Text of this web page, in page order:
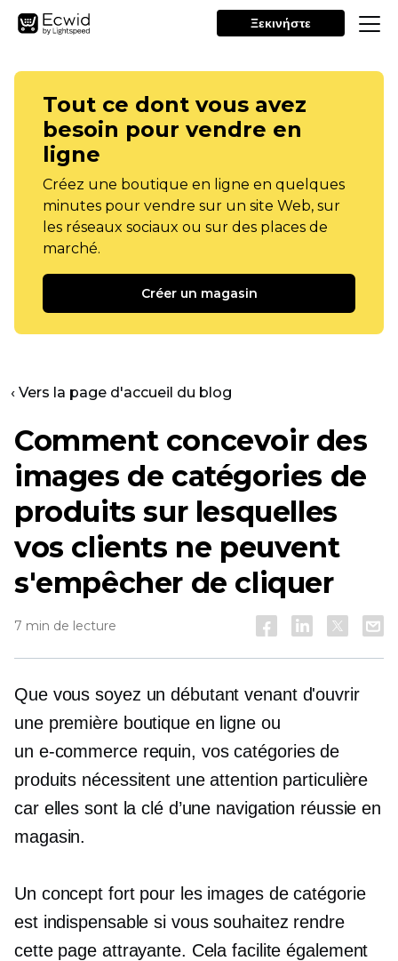
Ξεκινήστε
Tout ce dont vous avez
besoin pour vendre en
ligne
Créez une boutique en ligne en quelques
minutes pour vendre sur un site Web, sur
les réseaux sociaux ou sur des places de
marché.
Créer un magasin
‹ Vers la page d'accueil du blog
Comment concevoir des
images de catégories de
produits sur lesquelles
vos clients ne peuvent
s'empêcher de cliquer
7 min de lecture
Que vous soyez un débutant venant d'ouvrir
une première boutique en ligne ou
un e-commercerequin, vos catégories de
produits nécessitent une attention particulière
car elles sont la clé d’une navigation réussie en
magasin.
Un concept fort pour les images de catégorie
est indispensable si vous souhaitez rendre
cette page attrayante. Cela facilite également